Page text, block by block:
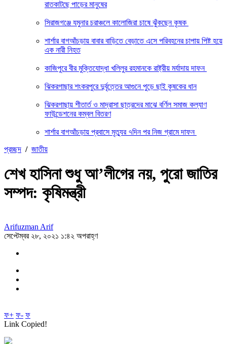
রাতকাটছে পাড়ের মানুষের
সিরাজগঞ্জে যমুনার চরাঞ্চলে কালোজিরা চাষে ঝুঁকছেন কৃষক
শার্শার বাগআঁচড়ায় বাবার বাড়িতে বেড়াতে এসে পরিবহনের চাপায় পিষ্ট হয়ে
এক নারী নিহত
কাজিপুরে বীর মুক্তিযোদ্ধা খলিলুর রহমানকে রাষ্ট্রীয় মর্যাদায় দাফন
ঝিকরগাছার শংকরপুরে দুর্বৃত্তের আগুনে পুড়ে ছাই কৃষকের ধান
ঝিকরগাছায় শীতার্ত ও মাদ্রাসা ছাত্রদের মাঝে বর্ণিল সমাজ কল্যাণ
ফাউন্ডেশনের কম্বল বিতরণ
শার্শার বাগআঁচড়ায় প্রবাসে মৃত্যুর ৭দিন পর নিজ গ্রামে দাফন
প্রচ্ছদ / জাতীয়
শেখ হাসিনা শুধু আ’লীগের নয়, পুরো জাতির
সম্পদ: কৃষিমন্ত্রী
Arifuzman Arif
সেপ্টেম্বর ২৮, ২০২১ ১:৪২ অপরাহ্ণ
ফ+ ফ- ফ
Link Copied!